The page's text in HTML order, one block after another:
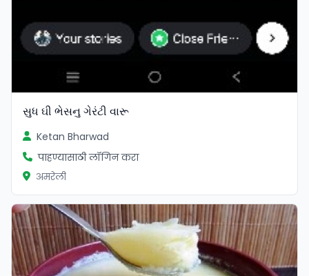
સુધ ઘી ભેસનુ ગેરંટી વારૂ
Ketan Bharwad
पाहण्यासाठी लॉगिन करा
अमरेली